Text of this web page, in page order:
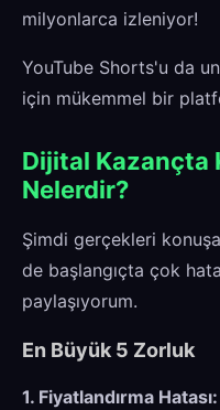
milyonlarca izleniyor!
YouTube Shorts'u da
için mükemmel bir
Dijital Kazançta
Nelerdir?
Şimdi gerçekleri
de başlangıçta çok
paylaşıyorum.
En Büyük 5 Zorluk
1. Fiyatlandırma Hatası: